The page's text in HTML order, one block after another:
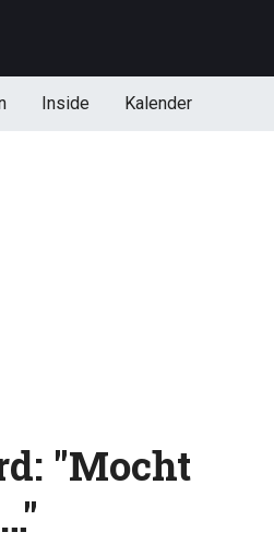
Inside Kalender
"Mocht